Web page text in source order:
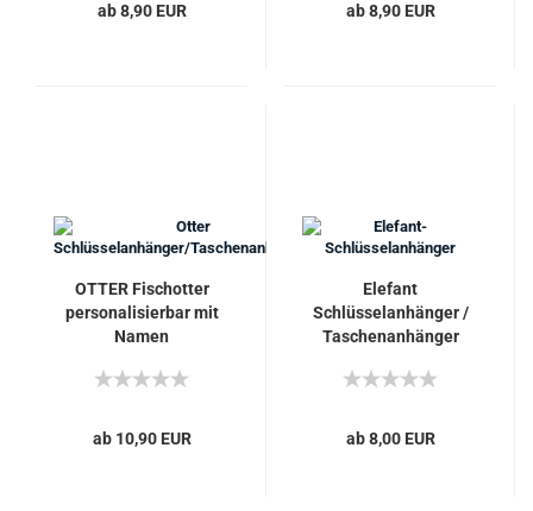
ab 8,90 EUR ab 8,90 EUR
OTTER Fischotter
personalisierbar mit
Namen
Taschenanhänger
Geschenk
ab 10,90 EUR
Elefant
Schlüsselanhänger /
Taschenanhänger
Name
ab 8,00 EUR